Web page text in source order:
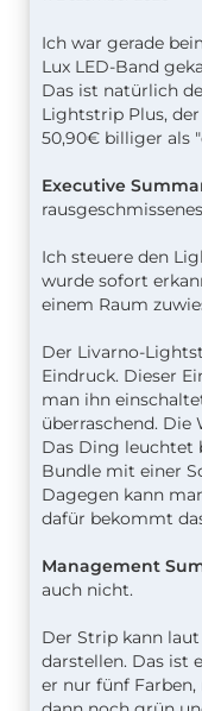
Ich war gerade
Lux LED-Band
Das ist natürlich
Lightstrip Plus,
50,90€ billiger als
Executive
Ich steuere den
wurde sofort
einem Raum
Der Livarno-
Eindruck. Dieser
man ihn
überraschend.
Das Ding leuchtet
Bundle mit einer
Dagegen kann
dafür bekommt
Management
auch nicht.
Der Strip kann
darstellen. Das ist
er nur fünf